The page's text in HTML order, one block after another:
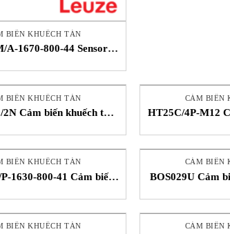
BIẾN KHUẾCH TÁN
A-1670-800-44 Sensor
STC Việt Nam
BIẾN KHUẾCH TÁN
Cảm biến khuếch tán
CẢM BIẾN
HT25C/4P-M12
BIẾN KHUẾCH TÁN
1630-800-41 Cảm biến
CẢM BIẾN
BOS029U Cảm
BIẾN KHUẾCH TÁN CẢM BIẾN